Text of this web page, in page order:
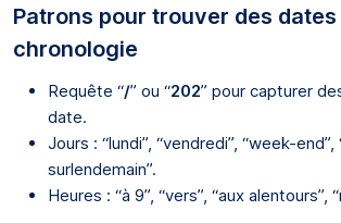
Patrons pour trouver des dates
chronologie
Requête “/” ou “202” pour capturer
date.
Jours : “lundi”, “vendredi”, “week-end”,
surlendemain”.
Heures : “à 9”, “vers”, “aux alentours”,